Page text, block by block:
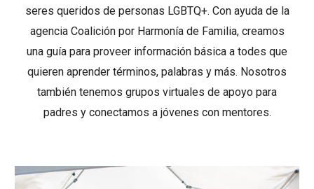
seres queridos de personas LGBTQ+. Con ayuda de la
agencia Coalición por Harmonía de Familia, creamos
una guía para proveer información básica a todes que
quieren aprender términos, palabras y más. Nosotros
también tenemos grupos virtuales de apoyo para
padres y conectamos a jóvenes con mentores.